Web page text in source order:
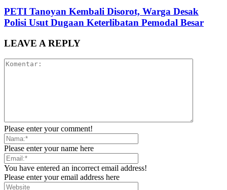
PETI Tanoyan Kembali Disorot, Warga Desak
Polisi Usut Dugaan Keterlibatan Pemodal Besar
LEAVE A REPLY
Please enter your comment!
Please enter your name here
You have entered an incorrect email address!
Please enter your email address here